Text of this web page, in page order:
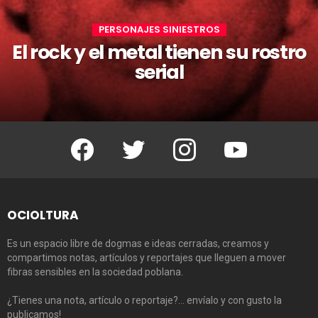
PERSONAJES SINIESTROS
El rock y el metal tienen su rostro
serial
Facebook Twitter Instagram Youtube
OCIOLTURA
Es un espacio libre de dogmas e ideas cerradas, creamos y
compartimos notas, artículos y reportajes que lleguen a mover
fibras sensibles en la sociedad poblana.
¿Tienes una nota, artículo o reportaje?… envíalo y con gusto la
publicamos!